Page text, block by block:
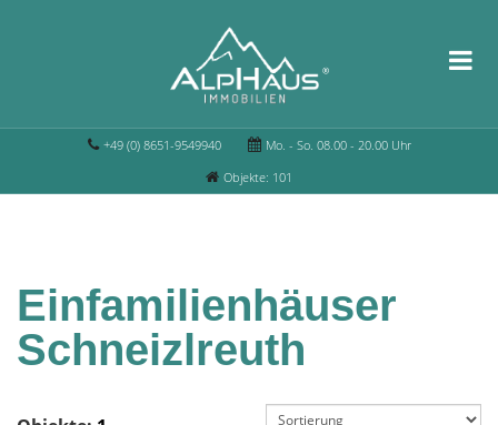
+49 (0) 8651-9549940
Mo. - So. 08.00 - 20.00 Uhr
Objekte: 101
Einfamilienhäuser
Schneizlreuth